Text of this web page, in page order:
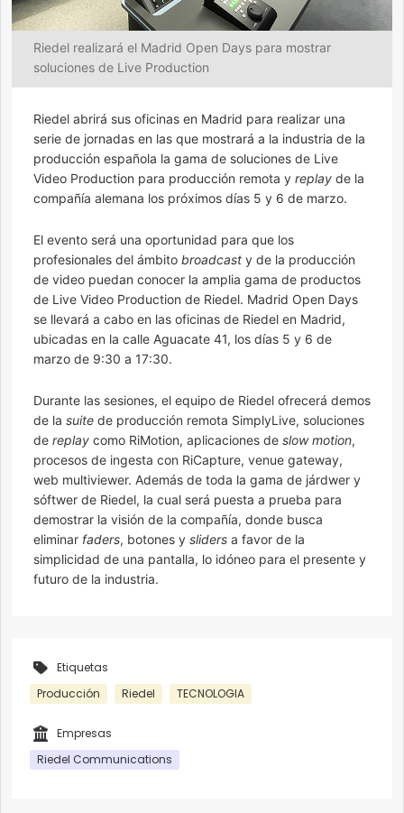
Riedel realizará el Madrid Open Days para mostrar
soluciones de Live Production
Riedel abrirá sus oficinas en Madrid para realizar una
serie de jornadas en las que mostrará a la industria de la
producción española la gama de soluciones de Live
Video Production para producción remota y replay de la
compañía alemana los próximos días 5 y 6 de marzo.
El evento será una oportunidad para que los
profesionales del ámbito broadcast y de la producción
de video puedan conocer la amplia gama de productos
de Live Video Production de Riedel. Madrid Open Days
se llevará a cabo en las oficinas de Riedel en Madrid,
ubicadas en la calle Aguacate 41, los días 5 y 6 de
marzo de 9:30 a 17:30.
Durante las sesiones, el equipo de Riedel ofrecerá demos
de la suite de producción remota SimplyLive, soluciones
de replay como RiMotion, aplicaciones de slow motion,
procesos de ingesta con RiCapture, venue gateway,
web multiviewer. Además de toda la gama de járdwer y
sóftwer de Riedel, la cual será puesta a prueba para
demostrar la visión de la compañía, donde busca
eliminar faders, botones y sliders a favor de la
simplicidad de una pantalla, lo idóneo para el presente y
futuro de la industria.
Etiquetas
Producción
Riedel TECNOLOGIA
Empresas
Riedel Communications